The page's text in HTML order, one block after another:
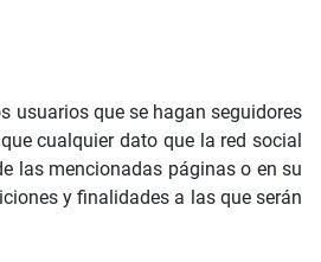
usuarios que se hagan seguidores
cualquier dato que la red social
las mencionadas páginas o en su
y finalidades a las que serán